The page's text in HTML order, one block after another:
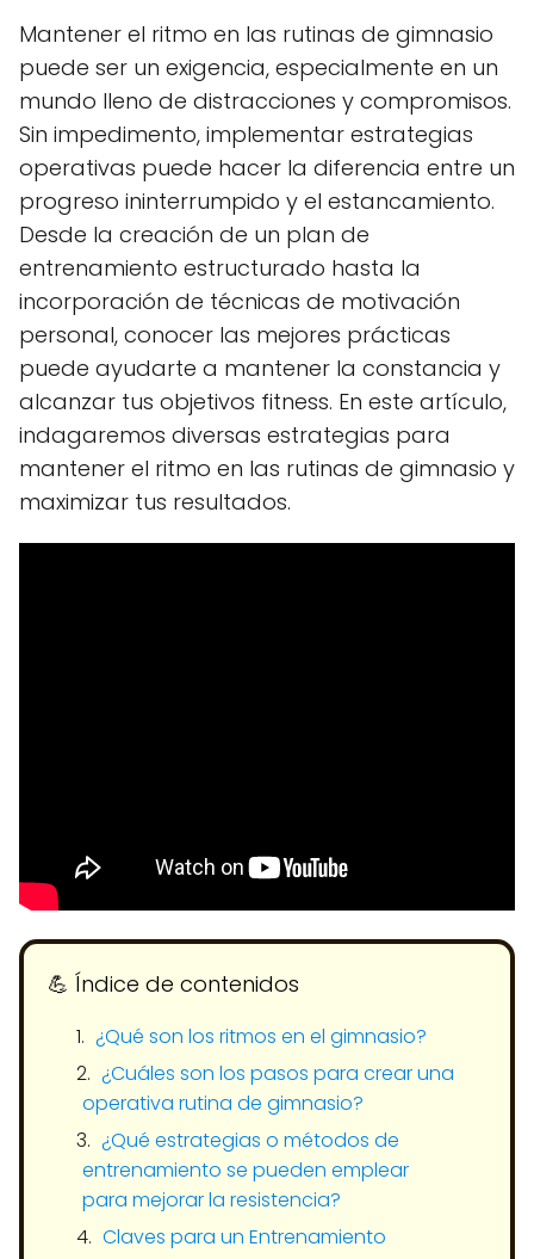
Mantener el ritmo en las rutinas de gimnasio
puede ser un exigencia, especialmente en un
mundo lleno de distracciones y compromisos.
Sin impedimento, implementar estrategias
operativas puede hacer la diferencia entre un
progreso ininterrumpido y el estancamiento.
Desde la creación de un plan de
entrenamiento estructurado hasta la
incorporación de técnicas de motivación
personal, conocer las mejores prácticas
puede ayudarte a mantener la constancia y
alcanzar tus objetivos fitness. En este artículo,
indagaremos diversas estrategias para
mantener el ritmo en las rutinas de gimnasio y
maximizar tus resultados.
💪​ Índice de contenidos
¿Qué son los ritmos en el gimnasio?
¿Cuáles son los pasos para crear una
operativa rutina de gimnasio?
¿Qué estrategias o métodos de
entrenamiento se pueden emplear
para mejorar la resistencia?
Claves para un Entrenamiento